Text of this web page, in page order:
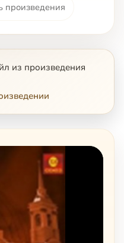
произведения
из произведения